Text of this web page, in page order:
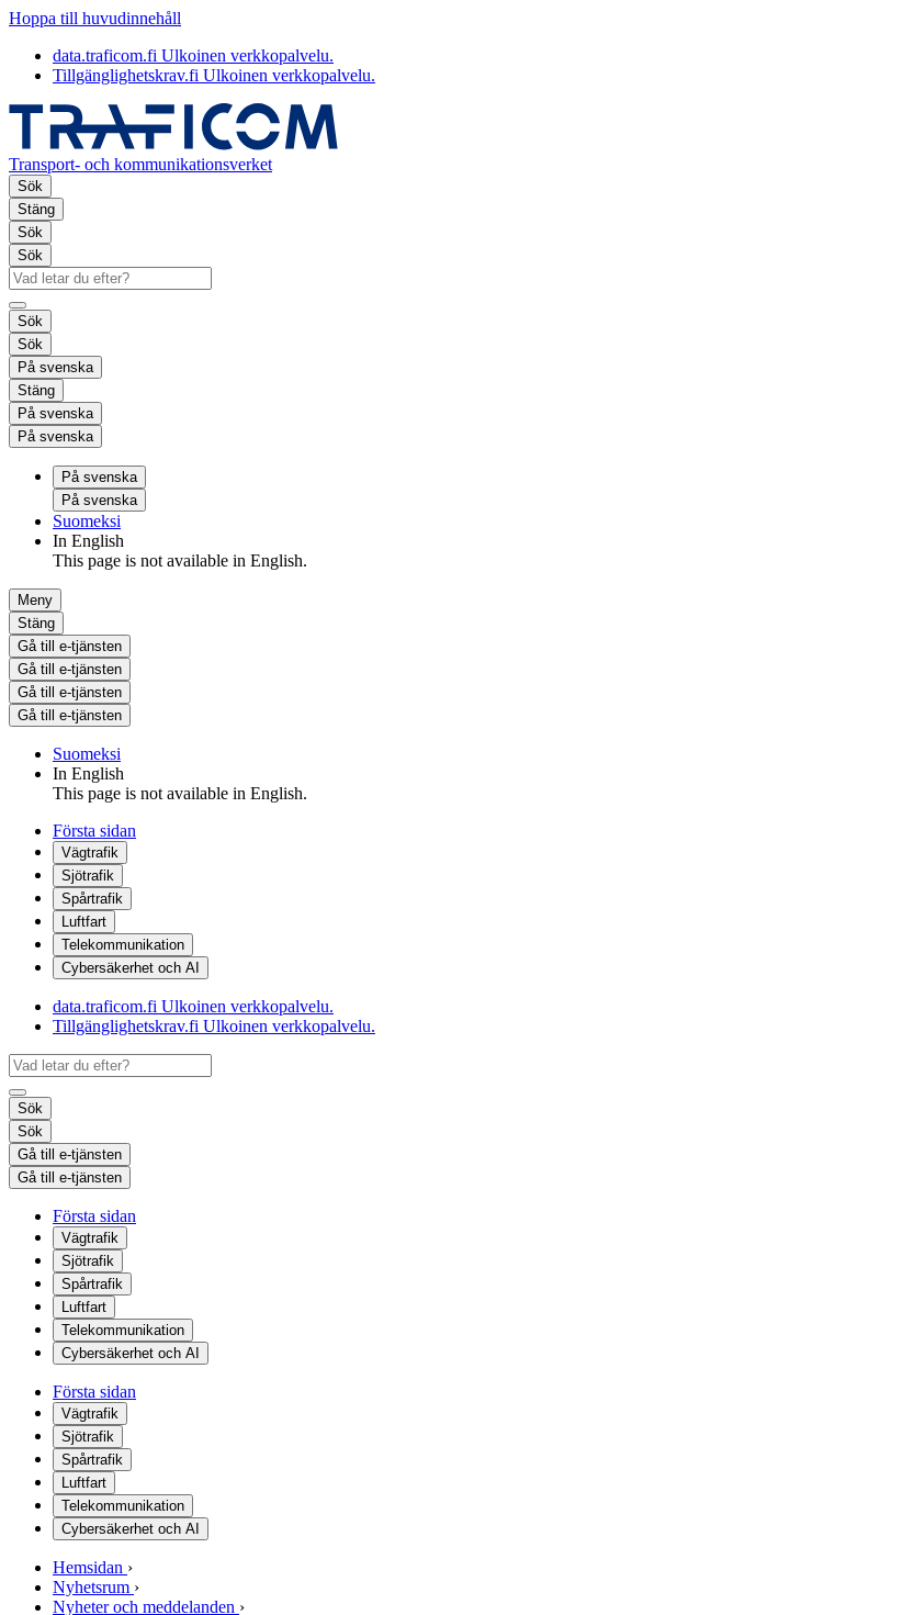
Hoppa till huvudinnehåll
data.traficom.fi Ulkoinen verkkopalvelu.
Tillgänglighetskrav.fi Ulkoinen verkkopalvelu.
Transport- och kommunikationsverket
Sök
Stäng
Sök
Sök
Sök
Sök
På svenska
Stäng
På svenska
På svenska
På svenska
På svenska
Suomeksi
In English
This page is not available in English.
Meny
Stäng
Gå till e-tjänsten
Gå till e-tjänsten
Gå till e-tjänsten
Gå till e-tjänsten
Suomeksi
In English
This page is not available in English.
Första sidan
Vägtrafik
Sjötrafik
Spårtrafik
Luftfart
Telekommunikation
Cybersäkerhet och AI
data.traficom.fi Ulkoinen verkkopalvelu.
Tillgänglighetskrav.fi Ulkoinen verkkopalvelu.
Sök
Sök
Gå till e-tjänsten
Gå till e-tjänsten
Första sidan
Vägtrafik
Sjötrafik
Spårtrafik
Luftfart
Telekommunikation
Cybersäkerhet och AI
Första sidan
Vägtrafik
Sjötrafik
Spårtrafik
Luftfart
Telekommunikation
Cybersäkerhet och AI
Hemsidan ›
Nyhetsrum ›
Nyheter och meddelanden ›